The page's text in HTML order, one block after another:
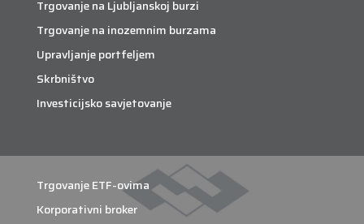
Trgovanje na Ljubljanskoj burzi
Trgovanje na inozemnim burzama
Upravljanje portfeljem
Skrbništvo
Investicijsko savjetovanje
Trgovanje ETF-ovima
Korporativni broker